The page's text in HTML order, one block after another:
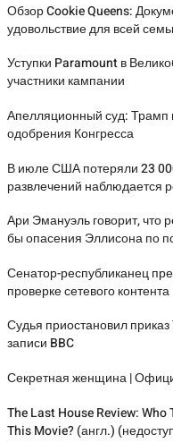
Обзор Cookie Queens:
удовольствие для всей
Уступки Paramount в
участники кампании
Апелляционный суд: Трамп
одобрения Конгресса
В июле США потеряли 23
развлечений наблюдается
Ари Эмануэль говорит, что
бы опасения Эллисона по
Сенатор-республиканец
проверке сетевого контента
Судья приостановил
записи BBC
Секретная женщина |
The Last House Review:
This Movie? (англ.)